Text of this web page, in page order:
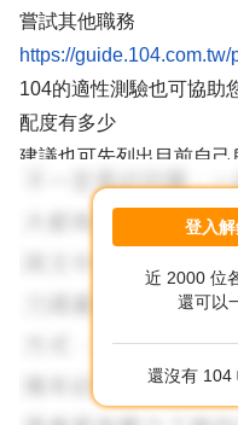
嘗試其他職務
https://
104的適性測驗也可協助
配度有多少
建議也可先列出目前自己
於104職缺上直接搜尋.
不論是轉跑道或換公司.
年紀或經濟.都是必定會
更是不易.更別說還有海
登入
近 2000 位
還可以
還沒有 104